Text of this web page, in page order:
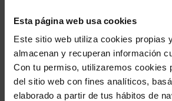
Esta página web usa cookies
Este sitio web utiliza cookies propias
almacenan y recuperan información
Con tu permiso, utilizaremos cookies
del sitio web con fines analíticos,
elaborado a partir de tus hábitos de